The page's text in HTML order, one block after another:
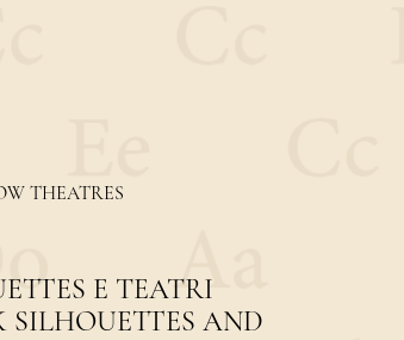
THEATRES
E TEATRI
SILHOUETTES AND